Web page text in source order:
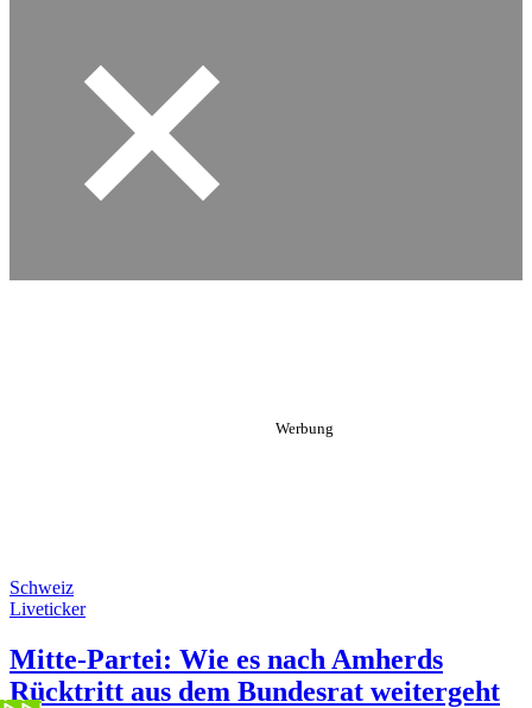
Schweiz
Liveticker
Mitte-Partei: Wie es nach Amherds
Rücktritt aus dem Bundesrat weitergeht